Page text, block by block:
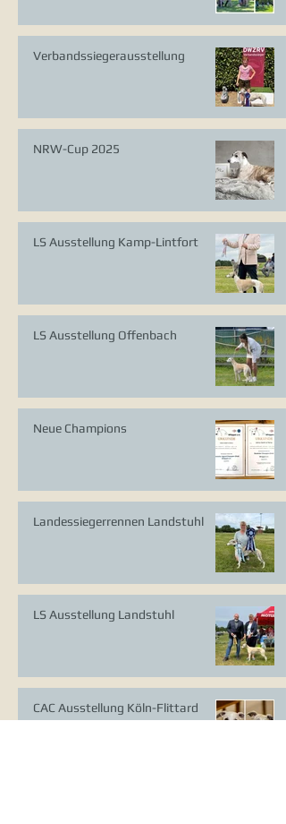
Verbandssiegerausstellung
NRW-Cup 2025
LS Ausstellung Kamp-Lintfort
LS Ausstellung Offenbach
Neue Champions
Landessiegerrennen Landstuhl
LS Ausstellung Landstuhl
CAC Ausstellung Köln-Flittard